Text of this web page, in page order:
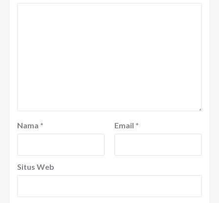
Nama * Email *
Situs Web